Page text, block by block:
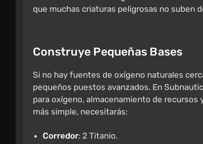
que muchas criaturas peligrosas no suben
Construye Pequeñas Bases
Si no hay fuentes de oxígeno naturales
pequeños puestos avanzados. En
para oxígeno, almacenamiento de
más simple, necesitarás:
Corredor: 2 Titanio.